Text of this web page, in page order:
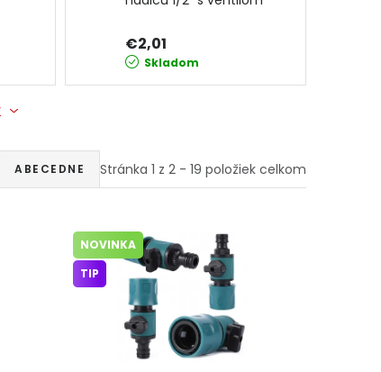
€2,01
Skladom
Stránka 1 z 2 - 19 položiek celkom
ABECEDNE
NOVINKA
TIP